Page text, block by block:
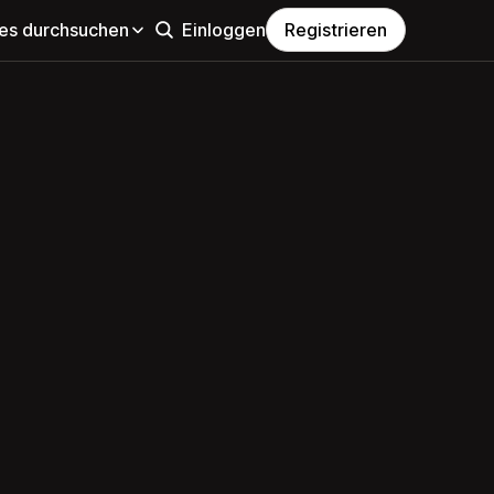
durchsuchen Einloggen Registrieren